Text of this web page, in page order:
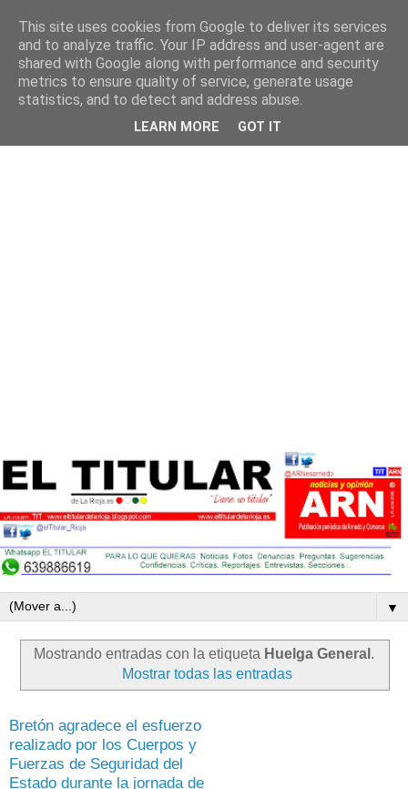
▼
Mostrando entradas con la etiqueta Huelga General .
Mostrar todas las entradas
Bretón agradece el esfuerzo
realizado por los Cuerpos y
Fuerzas de Seguridad del
Estado durante la jornada de
This site uses cookies from Google to deliver its services
and to analyze traffic. Your IP address and user-agent are
shared with Google along with performance and security
metrics to ensure quality of service, generate usage
statistics, and to detect and address abuse.
LEARN MORE GOT IT